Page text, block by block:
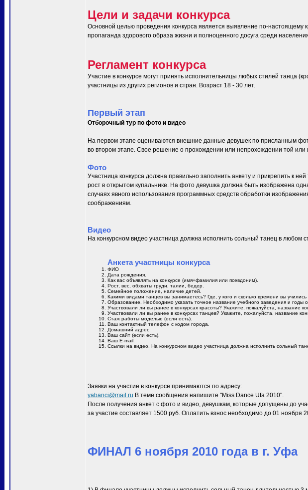
Цели и задачи конкурса
Основной целью проведения конкурса является выявление по-
пропаганда здорового образа жизни и полноценного досуга среди
Регламент конкурса
Участие в конкурсе могут принять исполнительницы любых стилей танца
участницы из других регионов и стран. Возраст 18 - 30 лет.
Первый этап
Отборочный тур по фото и видео
На первом этапе оцениваются внешние данные девушек по присланным
во втором этапе. Свое решение о прохождении или непрохождении той
Фото
Участница конкурса должна правильно заполнить анкету и прикрепить к
рост в открытом купальнике. На фото девушка должна быть изображена
случаях явного использования программных средств обработки
соображениям.
Видео
На конкурсном видео участница должна исполнить сольный танец в любом
Анкета участницы конкурса
ФИО
Дата рождения.
Как вас объявлять на конкурсе (имя+фамилия или псевдоним).
Рост, вес, обхваты груди, талии, бедер.
Семейное положение, наличие детей.
Какими видами танцев вы занимаетесь? Где, у кого и сколько времени вы
Образование. Необходимо указать точное название учебного заведения и годы
Участвовали ли вы ранее в конкурсах красоты? Укажите, пожалуйста, название
Участвовали ли вы ранее в конкурсах танцев? Укажите, пожалуйста, название
Стаж работы моделью (если есть).
Ваш контактный телефон с кодом города.
Домашний адрес.
Ваш сайт (если есть).
Ваш E-mail.
Ссылки на видео. На конкурсном видео участница должна исполнить сольный
Заявки на участие в конкурсе принимаются по адресу:
yabanci@mail.ru В теме сообщения напишите "Miss Dance Ufa 2010".
После получения анкет с фото и видео, девушкам, которые допущены до
за участие составляет 1500 руб. Оплатить взнос необходимо до 01
ФИНАЛ 6 ноября 2010 года в г. Уфа